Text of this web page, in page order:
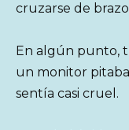
cruzarse de
En algún punto,
un monitor
sentía casi cruel.